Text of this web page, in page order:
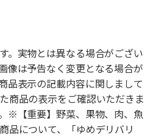
。実物とは異なる場合がござい
像は予告なく変更となる場合が
品表示の記載内容に関しまして
商品の表示をご確認いただきま
※【重要】野菜、果物、肉、魚
品について、「ゆめデリバリ